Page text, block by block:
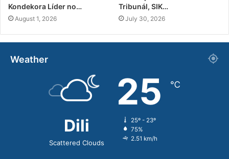
Kondekora Líder no…
August 1, 2026
Tribunál, SIK…
July 30, 2026
Weather
Dili
Scattered Clouds
25 ℃
25º - 23º
75%
2.51 km/h